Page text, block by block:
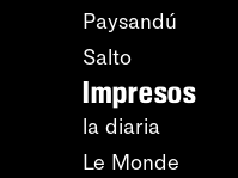
Paysandú
Salto
Impresos
la diaria
Le Monde